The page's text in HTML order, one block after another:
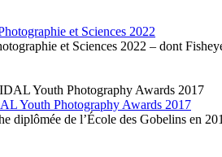
et Sciences 2022
et Sciences 2022 – dont
Youth Photography Awards 2017
diplômée de l’École des Gobelins en